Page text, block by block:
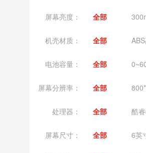
屏幕亮度： 全部
机壳材质： 全部
电池容量： 全部
屏幕分辨率： 全部
处理器： 全部 酷
屏幕尺寸： 全部 6英